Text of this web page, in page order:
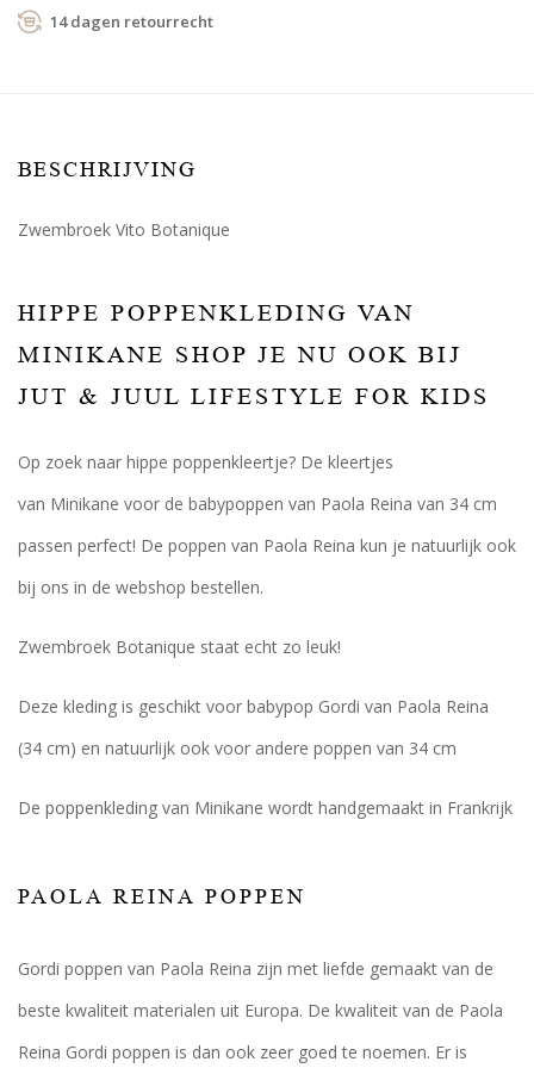
14 dagen retourrecht
BESCHRIJVING
Zwembroek Vito Botanique
HIPPE POPPENKLEDING VAN
MINIKANE SHOP JE NU OOK BIJ
JUT & JUUL LIFESTYLE FOR KIDS
Op zoek naar hippe poppenkleertje? De kleertjes
van Minikane voor de babypoppen van Paola Reina van 34 cm
passen perfect! De poppen van Paola Reina kun je natuurlijk ook
bij ons in de webshop bestellen.
Zwembroek Botanique staat echt zo leuk!
Deze kleding is geschikt voor babypop Gordi van Paola Reina
(34 cm) en natuurlijk ook voor andere poppen van 34 cm
De poppenkleding van Minikane wordt handgemaakt in Frankrijk
PAOLA REINA POPPEN
Gordi poppen van Paola Reina zijn met liefde gemaakt van de
beste kwaliteit materialen uit Europa. De kwaliteit van de Paola
Reina Gordi poppen is dan ook zeer goed te noemen. Er is